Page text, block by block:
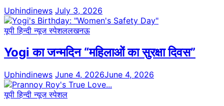
Uphindinews July 3, 2026
यूपी हिन्दी न्यूज स्पेशललखनऊ
Yogi का जन्मदिन “महिलाओं का सुरक्षा दिवस”
Uphindinews June 4, 2026June 4, 2026
यूपी हिन्दी न्यूज स्पेशल